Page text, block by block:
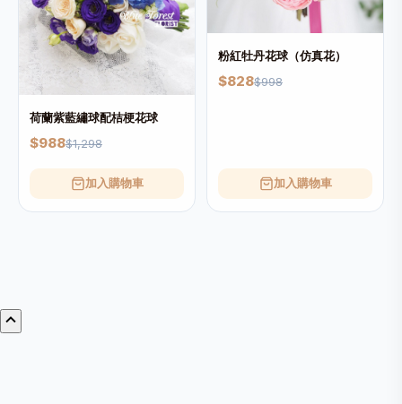
荷蘭紫藍繡球配桔梗花球
$988$1,298
加入購物車
粉紅牡丹花球（仿真花）
$828$998
加入購物車